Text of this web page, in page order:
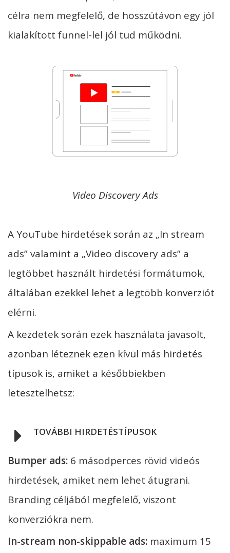
célra nem megfelelő, de hosszútávon egy jól
kialakított funnel-lel jól tud működni.
Video Discovery Ads
A YouTube hirdetések során az „In stream
ads” valamint a „Video discovery ads” a
legtöbbet használt hirdetési formátumok,
általában ezekkel lehet a legtöbb konverziót
elérni.
A kezdetek során ezek használata javasolt,
azonban léteznek ezen kívül más hirdetés
típusok is, amiket a későbbiekben
letesztelhetsz:
TOVÁBBI HIRDETÉSTÍPUSOK
Bumper ads: 6 másodperces rövid videós
hirdetések, amiket nem lehet átugrani.
Branding céljából megfelelő, viszont
konverziókra nem.
In-stream non-skippable ads: maximum 15